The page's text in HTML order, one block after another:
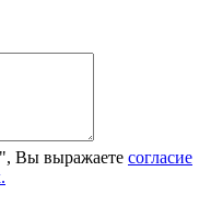
Вы выражаете согласие